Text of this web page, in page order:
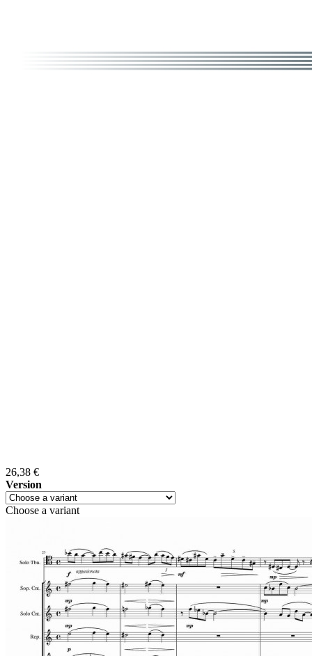
26,38 €
Version
Choose a variant